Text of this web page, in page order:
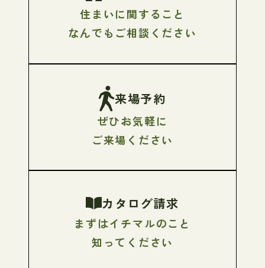
住まいに関すること
なんでもご相談ください
来場予約
ぜひお気軽に
ご来場ください
カタログ請求
まずはイチマルのこと
知ってください